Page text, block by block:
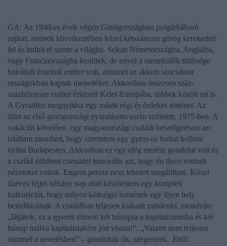
GA: Az 1940-es évek végén Görögországban polgárháború
zajlott, aminek következtében közel kétszázezer görög kerekedett
fel és indult el szerte a világba. Sokan Németországba, Angliába,
vagy Franciaországba kerültek, de mivel a menekülők többsége
baloldali érzelmű ember volt, zömmel az akkori szocialista
országokban kaptak menedéket. Akkoriban összesen száz-
százhúszezer ember érkezett Kelet-Európába, többek között mi is.
A Gyradiko megnyitása egy másik régi és érdekes történet. Az
ötlet az első görögországi nyaralásom során született, 1975-ben. A
vakációt követően, egy magyarországi családi beszélgetésen azt
találtam mondani, hogy szerintem egy gyros-os boltot kellene
nyitni Budapesten. Akkoriban ez egy elég merész gondolat volt és
a család döbbent csenddel honorálta azt, hogy én ilyen eretnek
nézeteket vallok. Engem persze nem lehetett megállítani. Közel
tízéves fejjel néhány nap alatt készítettem egy komplett
kalkulációt, hogy milyen költségei lennének egy ilyen hely
beindításának. A családban teljesen kiakadt mindenki, mondván:
„látjátok, ez a gyerek elment két hónapra a kapitalizmusba és két
hónap múlva kapitalistaként jött vissza!”. „Valami nem teljesen
stimmel a nevelésben” – gondolták ők, szegények. Ettől